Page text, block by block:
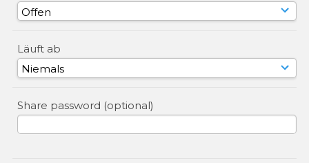
Läuft ab
Share password (optional)